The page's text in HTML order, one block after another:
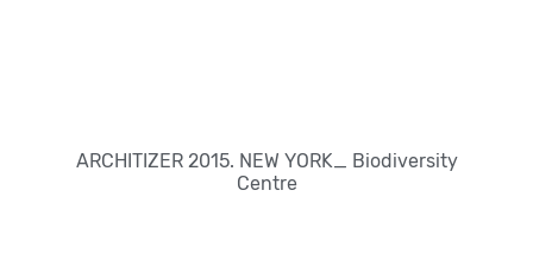
ARCHITIZER 2015. NEW YORK_ Biodiversity
Centre